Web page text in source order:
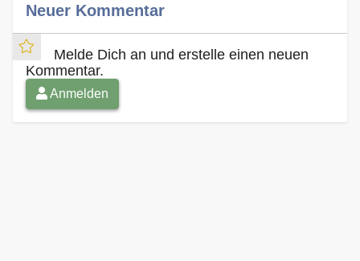
Neuer Kommentar
Melde Dich an und erstelle einen neuen
Kommentar.
Anmelden